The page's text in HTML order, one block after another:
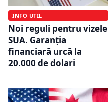
INFO UTIL
Noi reguli pentru vizele
SUA. Garanția
financiară urcă la
20.000 de dolari